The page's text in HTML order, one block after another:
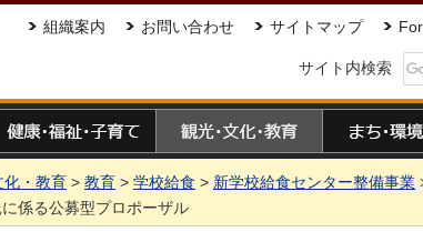
組織案内 お問い合わせ サイトマップ
サイト内検索
化・教育 > 教育 > 学校給食 > 新学校給食センター整備事業
係る公募型プロポーザル